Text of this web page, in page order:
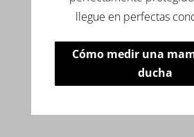
llegue en perfectas
Cómo medir una
ducha